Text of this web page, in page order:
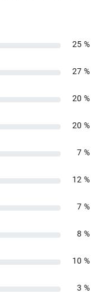
25 %
27 %
20 %
20 %
7 %
12 %
7 %
8 %
10 %
3 %